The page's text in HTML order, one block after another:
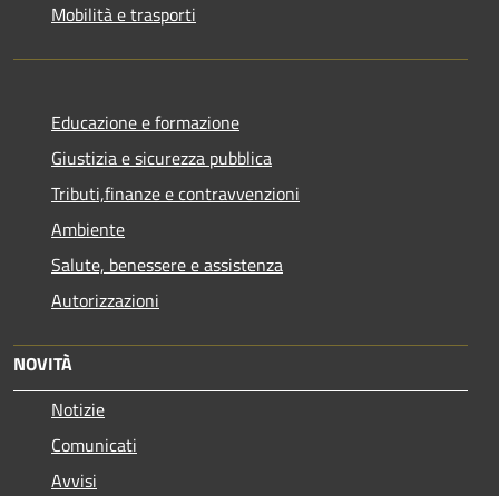
Mobilità e trasporti
Educazione e formazione
Giustizia e sicurezza pubblica
Tributi,finanze e contravvenzioni
Ambiente
Salute, benessere e assistenza
Autorizzazioni
NOVITÀ
Notizie
Comunicati
Avvisi